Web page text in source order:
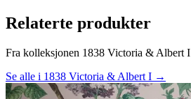
Relaterte produkter
Fra kolleksjonen 1838 Victoria & Albert I
Se alle i 1838 Victoria & Albert I →